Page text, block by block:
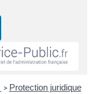
> Protection juridique